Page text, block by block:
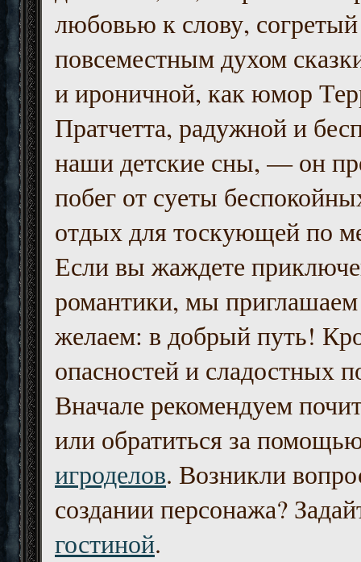
любовью к слову, согретый
повсеместным духом
и ироничной, как юмор
Пратчетта, радужной и
наши детские сны, — он
побег от суеты
отдых для тоскующей по
Если вы жаждете
романтики, мы приглашаем
желаем: в добрый путь!
опасностей и сладостных
Вначале рекомендуем
или обратиться за
игроделов. Возникли
создании персонажа?
гостиной.